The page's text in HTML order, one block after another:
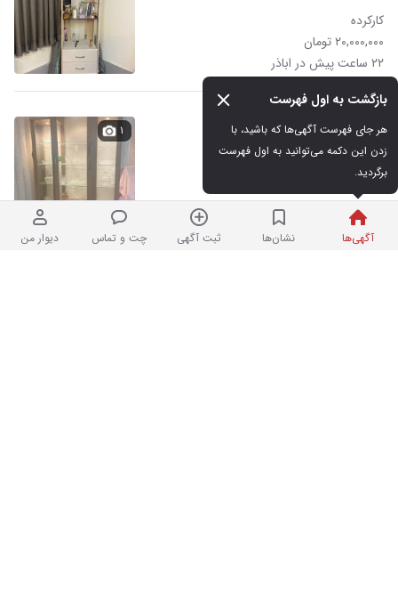
آگهی‌ها
بازگشت به اول فهرست
برگردید.
نشان‌ها ثبت آگهی چت و تماس دیوار من
کارکرده
۲۰,۰۰۰,۰۰۰ تومان
۲۲ ساعت پیش در اباذر
فروش بوفه سالم درحدنو
در حد نو
۴۰,۰۰۰,۰۰۰ تومان
۱